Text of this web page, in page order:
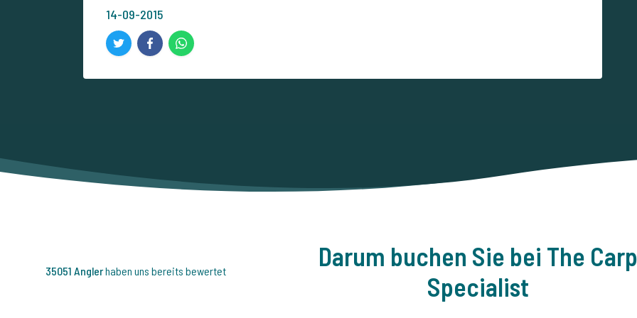
14-09-2015
Darum buchen Sie bei The Carp
Specialist
35051 Anglerhaben uns bereits bewertet